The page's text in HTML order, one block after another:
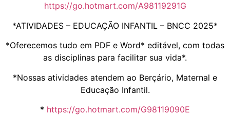
https://go.hotmart.com/A98119291G
*ATIVIDADES – EDUCAÇÃO INFANTIL – BNCC 2025*
*Oferecemos tudo em PDF e Word* editável, com todas
as disciplinas para facilitar sua vida*.
*Nossas atividades atendem ao Berçário, Maternal e
Educação Infantil.
* https://go.hotmart.com/G98119090E